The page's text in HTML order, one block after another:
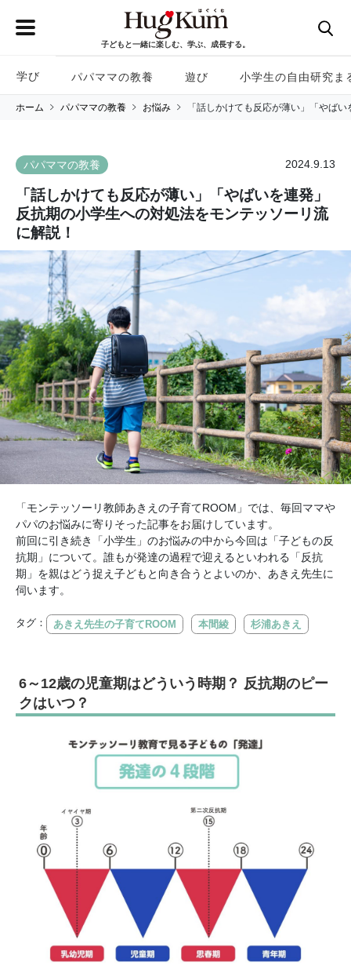
子どもと一緒に楽しむ、学ぶ、成長する。
学び パパママの教養 遊び 小学生の自由研究ま
ホーム パパママの教養 お悩み 「話しかけても反応が薄い」「やば
パパママの教養 2024.9.13
「話しかけても反応が薄い」「やばいを連発」
反抗期の小学生への対処法をモンテッソーリ流
に解説！
「モンテッソーリ教師あきえの子育てROOM」では、毎回ママや
パパのお悩みに寄りそった記事をお届けしています。
前回に引き続き「小学生」のお悩みの中から今回は「子どもの反
抗期」について。誰もが発達の過程で迎えるといわれる「反抗
期」を親はどう捉え子どもと向き合うとよいのか、あきえ先生に
伺います。
タグ： あきえ先生の子育てROOM 本間綾 杉浦あきえ
6～12歳の児童期はどういう時期？ 反抗期のピー
クはいつ？